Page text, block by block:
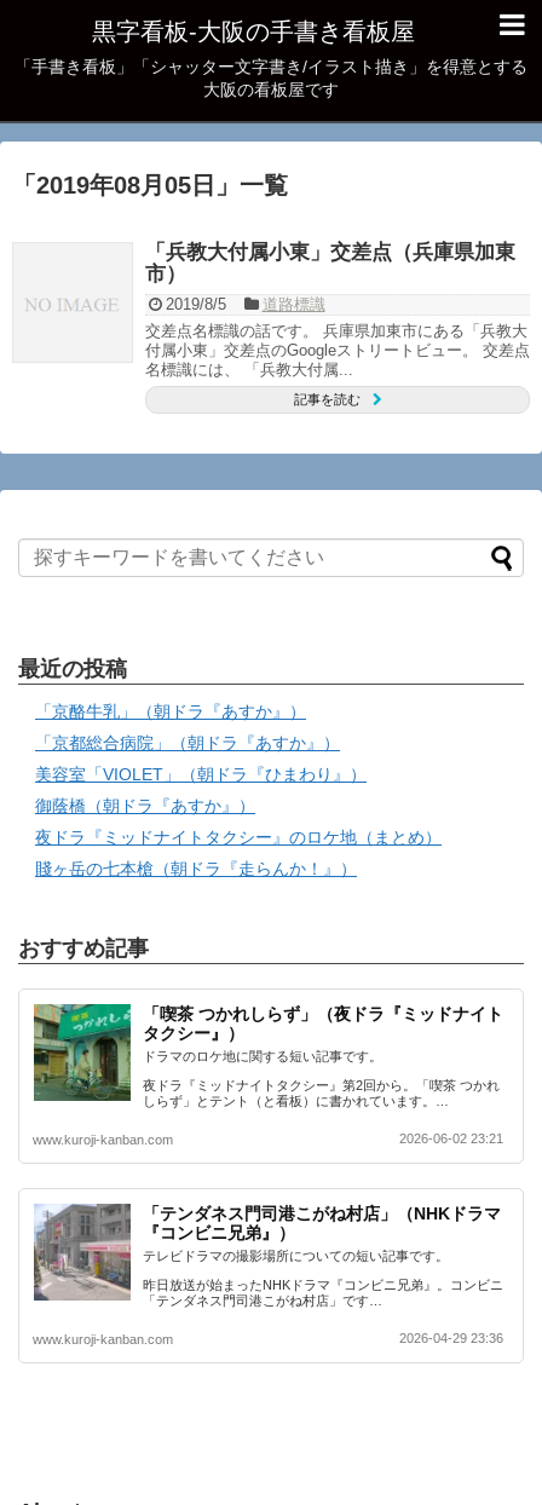
黒字看板‐大阪の手書き看板屋
「手書き看板」「シャッター文字書き/イラスト描き」を得意とする
大阪の看板屋です
「 2019年08月05日 」 一覧
「兵教大付属小東」交差点（兵庫県加東
市）
2019/8/5
道路標識
交差点名標識の話です。 兵庫県加東市にある「兵教大
付属小東」交差点のGoogleストリートビュー。 交差点
名標識には、 「兵教大付属...
記事を読む
最近の投稿
「京酪牛乳」（朝ドラ『あすか』）
「京都総合病院」（朝ドラ『あすか』）
美容室「VIOLET」（朝ドラ『ひまわり』）
御蔭橋（朝ドラ『あすか』）
夜ドラ『ミッドナイトタクシー』のロケ地（まとめ）
賤ヶ岳の七本槍（朝ドラ『走らんか！』）
おすすめ記事
「喫茶 つかれしらず」（夜ドラ『ミッドナイト
タクシー』）
ドラマのロケ地に関する短い記事です。
夜ドラ『ミッドナイトタクシー』第2回から。「喫茶 つかれ
しらず」とテント（と看板）に書かれています。…
www.kuroji-kanban.com 2026-06-02 23:21
「テンダネス門司港こがね村店」（NHKドラマ
『コンビニ兄弟』）
テレビドラマの撮影場所についての短い記事です。
昨日放送が始まったNHKドラマ『コンビニ兄弟』。コンビニ
「テンダネス門司港こがね村店」です…
www.kuroji-kanban.com 2026-04-29 23:36